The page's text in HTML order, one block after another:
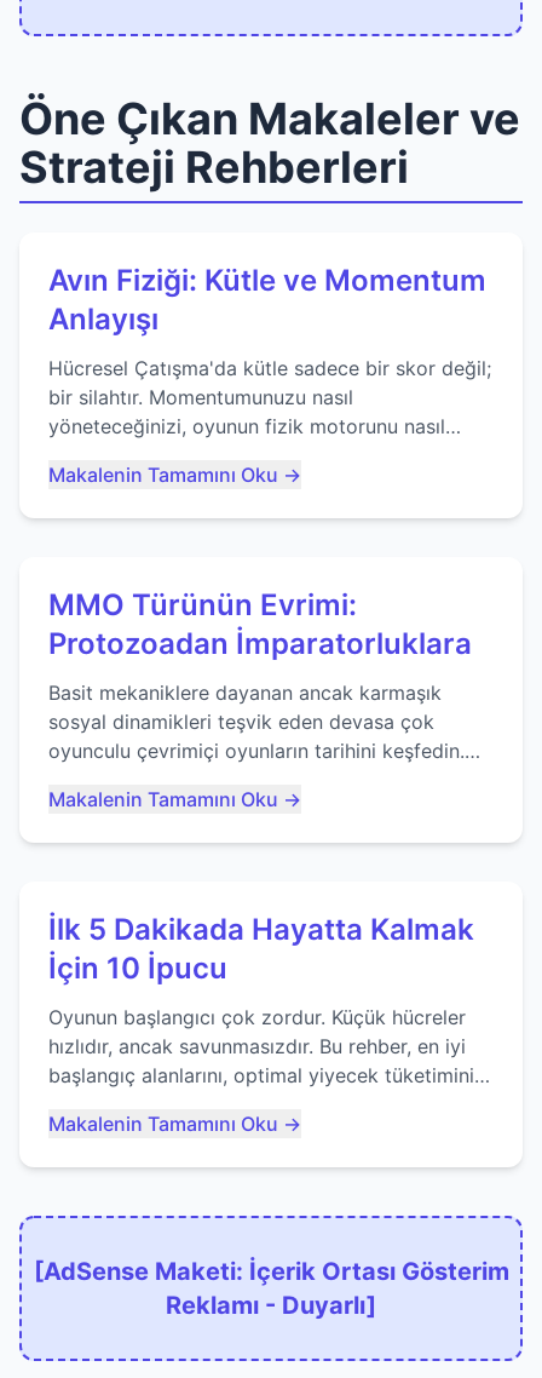
Öne Çıkan Makaleler ve
Strateji Rehberleri
Avın Fiziği: Kütle ve Momentum
Anlayışı
Hücresel Çatışma'da kütle sadece bir skor değil;
bir silahtır. Momentumunuzu nasıl
yöneteceğinizi, oyunun fizik motorunu nasıl
ustalaşacağınızı öğrenin...
Makalenin Tamamını Oku →
MMO Türünün Evrimi:
Protozoadan İmparatorluklara
Basit mekaniklere dayanan ancak karmaşık
sosyal dinamikleri teşvik eden devasa çok
oyunculu çevrimiçi oyunların tarihini keşfedin.
Makalenin Tamamını Oku →
İlk 5 Dakikada Hayatta Kalmak
İçin 10 İpucu
Oyunun başlangıcı çok zordur. Küçük hücreler
hızlıdır, ancak savunmasızdır. Bu rehber, en iyi
başlangıç alanlarını, optimal yiyecek tüketimini
kaçınacağınızı anlatıyor...
Makalenin Tamamını Oku →
[AdSense Maketi: İçerik Ortası Gösterim
Reklamı - Duyarlı]